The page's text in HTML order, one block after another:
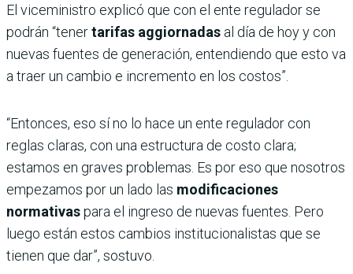
El viceministro explicó que con el ente regulador se
podrán “tenertarifas aggiornadas al día de hoy y con
nuevas fuentes de generación, entendiendo que esto va
a traer un cambio e incremento en los costos”.
“Entonces, eso sí no lo hace un ente regulador con
reglas claras, con una estructura de costo clara;
estamos en graves problemas. Es por eso que nosotros
empezamos por un lado las modificaciones
normativaspara el ingreso de nuevas fuentes. Pero
luego están estos cambios institucionalistas que se
tienen que dar”, sostuvo.